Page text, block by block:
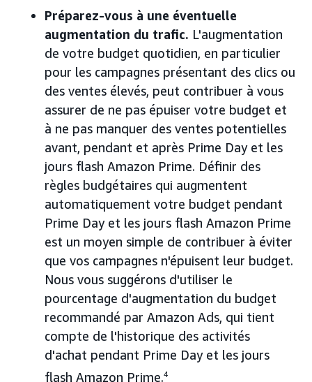
Préparez-vous à une éventuelle
augmentation du trafic. L'augmentation
de votre budget quotidien, en particulier
pour les campagnes présentant des clics ou
des ventes élevés, peut contribuer à vous
assurer de ne pas épuiser votre budget et
à ne pas manquer des ventes potentielles
avant, pendant et après Prime Day et les
jours flash Amazon Prime. Définir des
règles budgétaires qui augmentent
automatiquement votre budget pendant
Prime Day et les jours flash Amazon Prime
est un moyen simple de contribuer à éviter
que vos campagnes n'épuisent leur budget.
Nous vous suggérons d'utiliser le
pourcentage d'augmentation du budget
recommandé par Amazon Ads, qui tient
compte de l'historique des activités
d'achat pendant Prime Day et les jours
flash Amazon Prime.4